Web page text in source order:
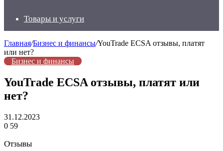
Товары и услуги
Главная/Бизнес и финансы/YouTrade ECSA отзывы, платят
или нет?
Бизнес и финансы
YouTrade ECSA отзывы, платят или
нет?
31.12.2023
0 59
Отзывы